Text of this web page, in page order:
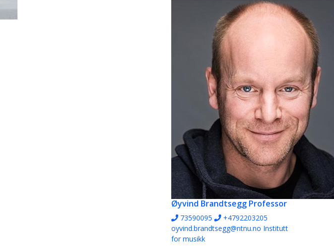
Øyvind Brandtsegg Professor
73590095
+4792203205
oyvind.brandtsegg@ntnu.no Institutt
for musikk